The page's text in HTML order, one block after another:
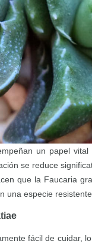
un papel
se reduce
que la Faucaria
una especie
fácil de cuidar,